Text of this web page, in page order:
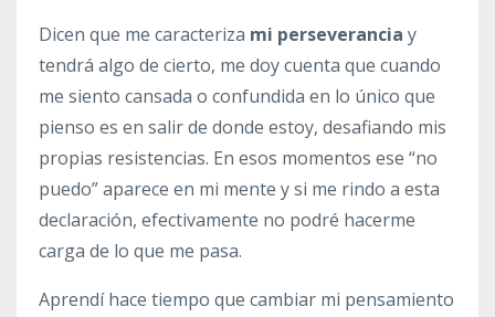
Dicen que me caracteriza mi perseverancia y
tendrá algo de cierto, me doy cuenta que cuando
me siento cansada o confundida en lo único que
pienso es en salir de donde estoy, desafiando mis
propias resistencias. En esos momentos ese “no
puedo” aparece en mi mente y si me rindo a esta
declaración, efectivamente no podré hacerme
carga de lo que me pasa.
Aprendí hace tiempo que cambiar mi pensamiento